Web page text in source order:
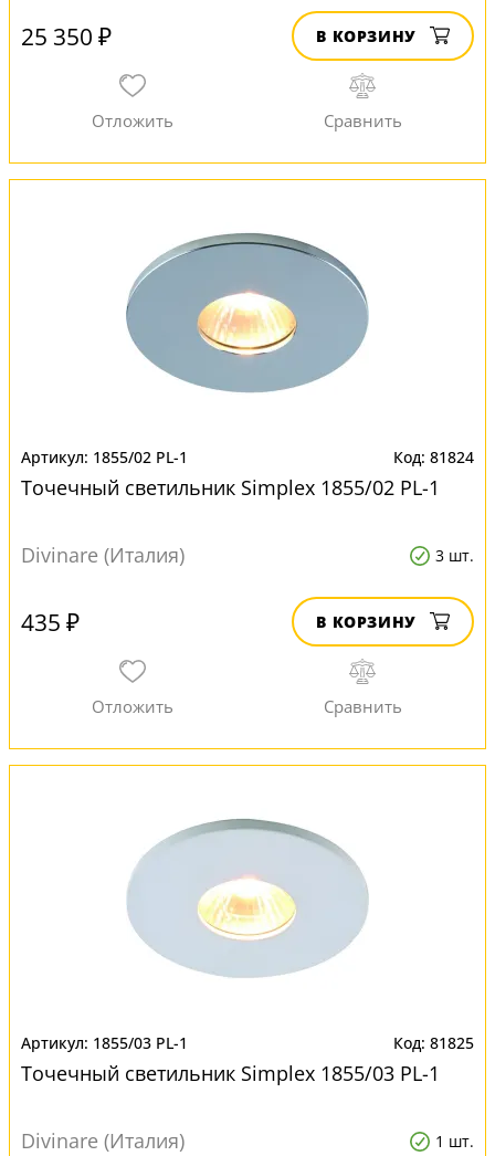
25 350 ₽ В КОРЗИНУ
1855/02 PL-1 81824
Точечный светильник Simplex 1855/02 PL-1
Divinare (Италия) 3 шт.
435 ₽ В КОРЗИНУ
1855/03 PL-1 81825
Точечный светильник Simplex 1855/03 PL-1
Divinare (Италия) 1 шт.